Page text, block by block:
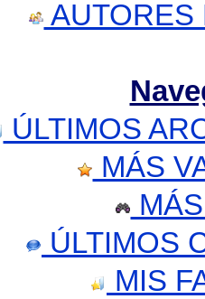
AUTORES
ÚLTIMOS
MÁS
ÚLTIMOS
MIS